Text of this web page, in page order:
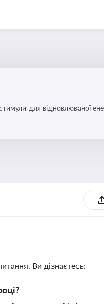
для відновлюваної
Ви дізнаєтесь: